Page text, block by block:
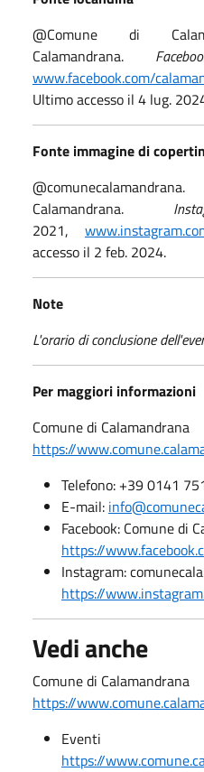
@Comune di
Calamandrana.
www.facebook.com/
Ultimo accesso il 4 lug.
Fonte immagine di
Calamandrana.
2021,
accesso il 2 feb. 2024.
Note
L'orario di conclusione
Per maggiori informazioni
Comune di Calamandrana
https://
Telefono: +39 0141
E-mail:
Facebook: Comune di
https://
Instagram:
https://
Vedi anche
Comune di Calamandrana
https://
Eventi
https://